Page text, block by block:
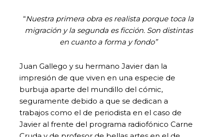
“Nuestra primera obra es realista porque toca la
migración y la segunda es ficción. Son distintas
en cuanto a forma y fondo”
Juan Gallego y su hermano Javier dan la
impresión de que viven en una especie de
burbuja aparte del mundillo del cómic,
seguramente debido a que se dedican a
trabajos como el de periodista en el caso de
Javier al frente del programa radiofónico Carne